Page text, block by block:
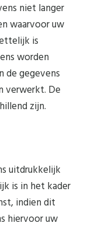
niet langer
waarvoor uw
is
worden
de gegevens
verwerkt. De
zijn.
uitdrukkelijk
is in het kader
indien dit
hiervoor uw